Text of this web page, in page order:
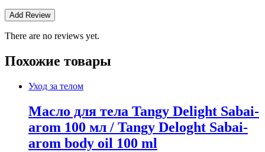
There are no reviews yet.
Похожие товары
Уход за телом
Масло для тела Tangy Delight Sabai-
arom 100 мл / Tangy Deloght Sabai-
arom body oil 100 ml